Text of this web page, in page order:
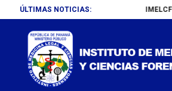
ÚLTIMAS NOTICIAS: IMELCF Y